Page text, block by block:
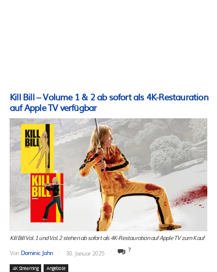
Kill Bill – Volume 1 & 2 ab sofort als 4K-Restauration
auf Apple TV verfügbar
Kill Bill Vol. 1 und Vol. 2 stehen ab sofort als 4K-Restauration auf Apple TV zum Kauf
Von Dominic Jahn 30. Januar 2025 7
4K Streaming Angebote